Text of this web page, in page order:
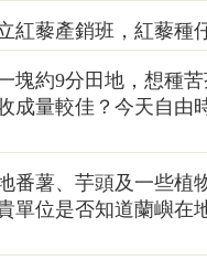
紅藜產銷班，紅藜種
塊約9分田地，想種
成量較佳？今天自
番薯、芋頭及一些
單位是否知道蘭嶼